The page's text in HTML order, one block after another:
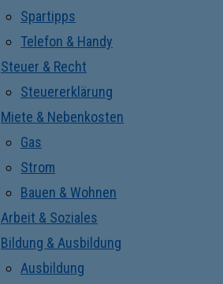
Spartipps
Telefon & Handy
Steuer & Recht
Steuererklärung
Miete & Nebenkosten
Gas
Strom
Bauen & Wohnen
Arbeit & Soziales
Bildung & Ausbildung
Ausbildung